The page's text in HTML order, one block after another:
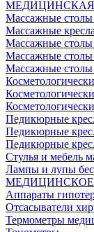
Массажные столы
Массажные
Массажные столы
Массажные столы
Массажные столы
Педикюрные
Педикюрные
Педикюрные
Стулья и мебель
Лампы и лупы
Аппараты
Отсасыватели
Термометры